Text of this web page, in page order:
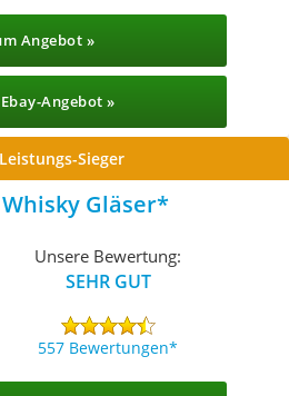
Angebot »
Angebot »
Sieger
Gläser
Unsere Bewertung:
SEHR GUT
557 Bewertungen